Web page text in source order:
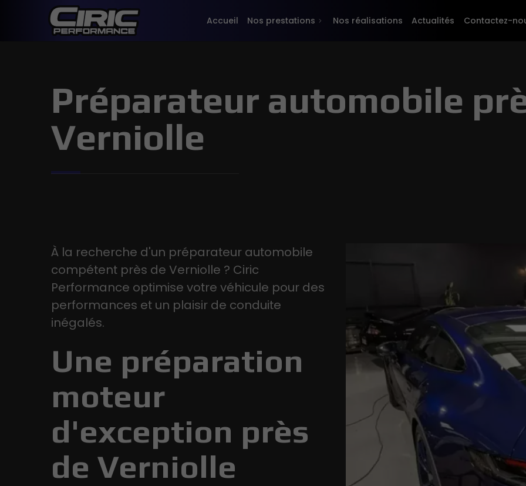
Accueil Nos prestations Nos réalisations Actualités Contactez-
Préparateur automobile
Verniolle
À la recherche d'un préparateur automobile
compétent près de Verniolle ? Ciric
Performance optimise votre véhicule pour des
performances et un plaisir de conduite
inégalés.
Une préparation
moteur
d'exception près
de Verniolle